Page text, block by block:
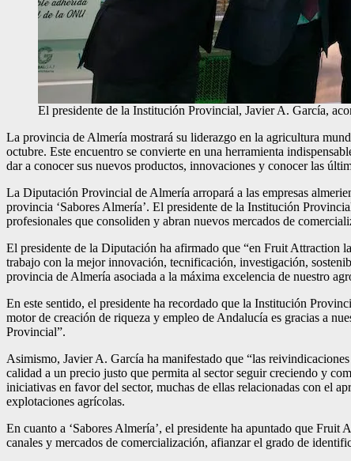
El presidente de la Institución Provincial, Javier A. García,
La provincia de Almería mostrará su liderazgo en la agricultura
octubre. Este encuentro se convierte en una herramienta
dar a conocer sus nuevos productos, innovaciones y conocer las
La Diputación Provincial de Almería arropará a las empresas
provincia ‘Sabores Almería’. El presidente de la Institución
profesionales que consoliden y abran nuevos mercados de
El presidente de la Diputación ha afirmado que “en Fruit Attraction
trabajo con la mejor innovación, tecnificación, investigación,
provincia de Almería asociada a la máxima excelencia de nuestro
En este sentido, el presidente ha recordado que la Institución
motor de creación de riqueza y empleo de Andalucía es gracias a
Provincial”.
Asimismo, Javier A. García ha manifestado que “las
calidad a un precio justo que permita al sector seguir creciendo y
iniciativas en favor del sector, muchas de ellas relacionadas con el
explotaciones agrícolas.
En cuanto a ‘Sabores Almería’, el presidente ha apuntado que
canales y mercados de comercialización, afianzar el grado de